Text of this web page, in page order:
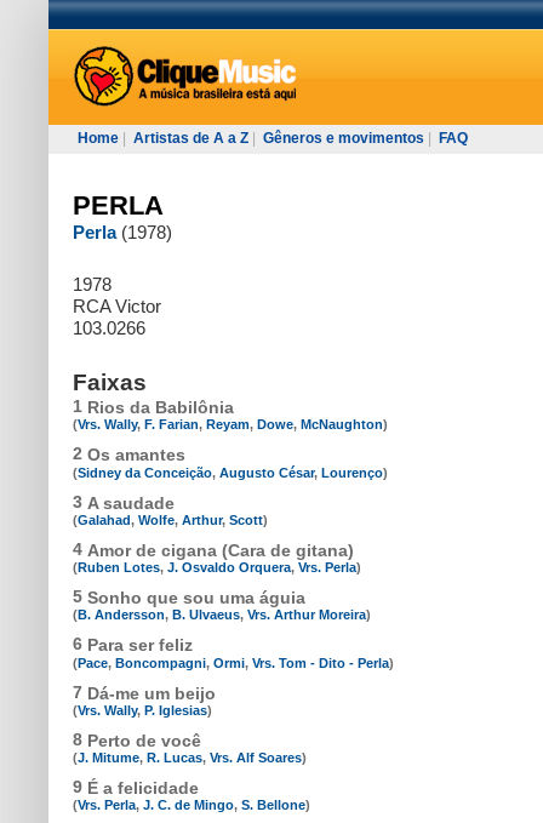
Home Artistas de A a Z Gêneros e movimentos FAQ
PERLA
Perla (1978)
1978
RCA Victor
103.0266
Faixas
1 Rios da Babilônia
(Vrs. Wally, F. Farian, Reyam, Dowe, McNaughton)
2 Os amantes
(Sidney da Conceição, Augusto César, Lourenço)
3 A saudade
(Galahad, Wolfe, Arthur, Scott)
4 Amor de cigana (Cara de gitana)
(Ruben Lotes, J. Osvaldo Orquera, Vrs. Perla)
5 Sonho que sou uma águia
(B. Andersson, B. Ulvaeus, Vrs. Arthur Moreira)
6 Para ser feliz
(Pace, Boncompagni, Ormi, Vrs. Tom - Dito - Perla)
7 Dá-me um beijo
(Vrs. Wally, P. Iglesias)
8 Perto de você
(J. Mitume, R. Lucas, Vrs. Alf Soares)
9 É a felicidade
(Vrs. Perla, J. C. de Mingo, S. Bellone)